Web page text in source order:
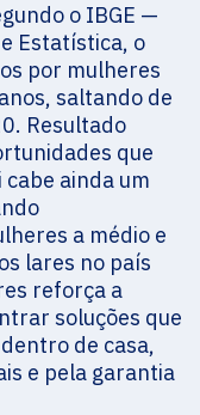
o IBGE —
Estatística, o
por mulheres
saltando de
Resultado
que
ainda um
a médio e
lares no país
reforça a
soluções que
de casa,
e pela garantia